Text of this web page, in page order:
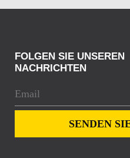
FOLGEN SIE UNSEREN
NACHRICHTEN